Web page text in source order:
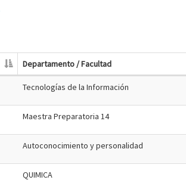
Departamento / Facultad
Tecnologías de la Información
Maestra Preparatoria 14
Autoconocimiento y personalidad
QUIMICA